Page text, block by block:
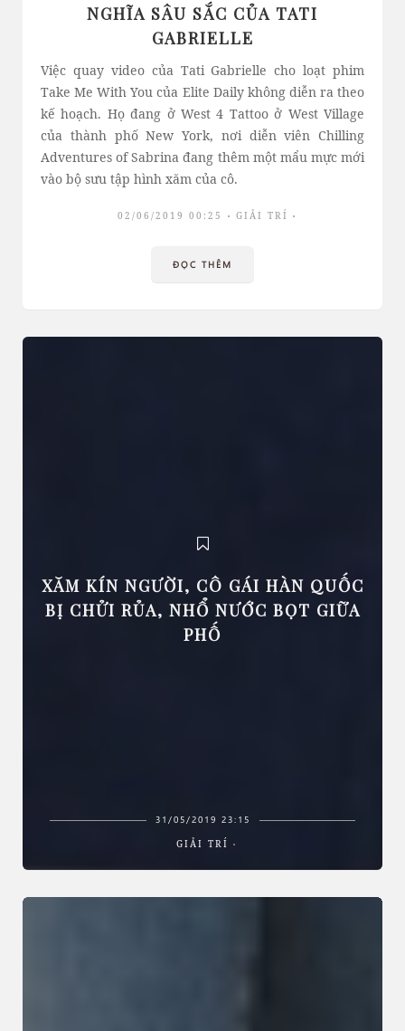
NGHĨA SÂU SẮC CỦA TATI
GABRIELLE
Việc quay video của Tati Gabrielle cho loạt phim
Take Me With You của Elite Daily không diễn ra theo
kế hoạch. Họ đang ở West 4 Tattoo ở West Village
của thành phố New York, nơi diễn viên Chilling
Adventures of Sabrina đang thêm một mẩu mực mới
vào bộ sưu tập hình xăm của cô.
02/06/2019 00:25 GIẢI TRÍ
ĐỌC THÊM
XĂM KÍN NGƯỜI, CÔ GÁI HÀN QUỐC
BỊ CHỬI RỦA, NHỔ NƯỚC BỌT GIỮA
PHỐ
31/05/2019 23:15
GIẢI TRÍ